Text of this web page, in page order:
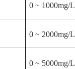
0 ~ 1000mg/L
0 ~ 2000mg/L
0 ~ 5000mg/L